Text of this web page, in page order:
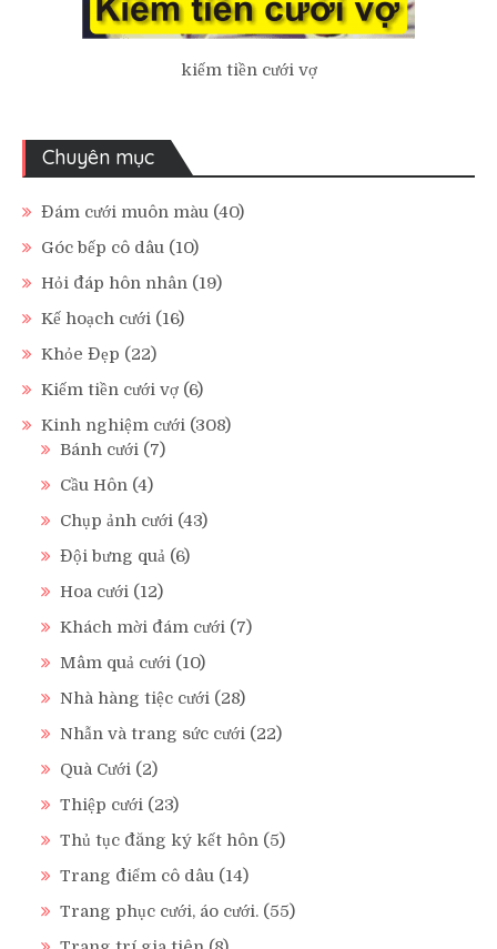
kiếm tiền cưới vợ
Chuyên mục
Đám cưới muôn màu (40)
Góc bếp cô dâu (10)
Hỏi đáp hôn nhân (19)
Kế hoạch cưới (16)
Khỏe Đẹp (22)
Kiếm tiền cưới vợ (6)
Kinh nghiệm cưới (308)
Bánh cưới (7)
Cầu Hôn (4)
Chụp ảnh cưới (43)
Đội bưng quả (6)
Hoa cưới (12)
Khách mời đám cưới (7)
Mâm quả cưới (10)
Nhà hàng tiệc cưới (28)
Nhẫn và trang sức cưới (22)
Quà Cưới (2)
Thiệp cưới (23)
Thủ tục đăng ký kết hôn (5)
Trang điểm cô dâu (14)
Trang phục cưới, áo cưới. (55)